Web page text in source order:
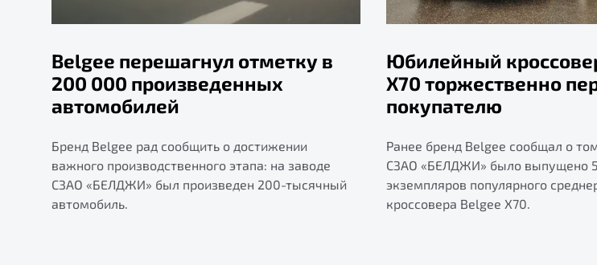
Belgee перешагнул отметку в
200 000 произведенных
автомобилей
Бренд Belgee рад сообщить о достижении
важного производственного этапа: на заводе
СЗАО «БЕЛДЖИ» был произведен 200-тысячный
автомобиль.
Юбилейный
X70 торжественно
покупателю
Ранее бренд Belgee сообщал о
СЗАО «БЕЛДЖИ» было выпущено
экземпляров популярного
кроссовера Belgee X70.